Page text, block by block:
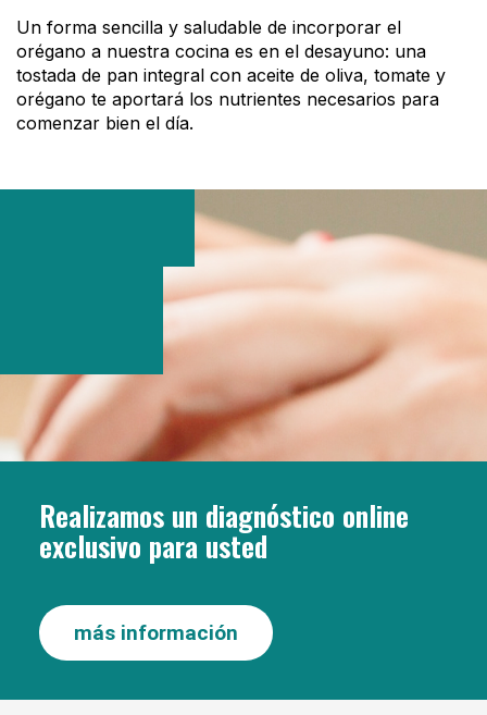
Un forma sencilla y saludable de incorporar el
orégano a nuestra cocina es en el desayuno: una
tostada de pan integral con aceite de oliva, tomate y
orégano te aportará los nutrientes necesarios para
comenzar bien el día.
Realizamos un diagnóstico online
exclusivo para usted
más información